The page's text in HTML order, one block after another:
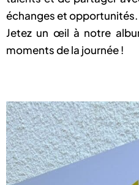
échanges et opportunités.
Jetez un œil à notre
moments de la journée !